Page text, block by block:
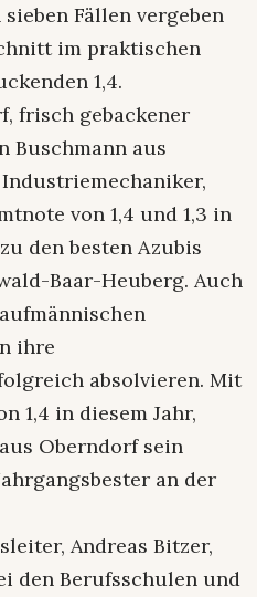
Fällen vergeben
im praktischen
1,4.
frisch gebackener
Buschmann aus
von 1,4 und 1,3 in
den besten Azubis
Baar-Heuberg. Auch
ihre
absolvieren. Mit
1,4 in diesem Jahr,
Oberndorf sein
an der
Andreas Bitzer,
den Berufsschulen und